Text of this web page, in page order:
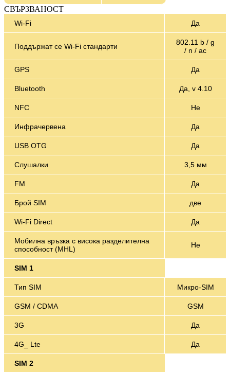
СВЪРЗВАНОСТ
Wi-Fi Да
Поддържат се Wi-Fi стандарти
802.11 b / g
/ n / ac
GPS Да
Bluetooth Да, v 4.10
NFC Не
Инфрачервена Да
USB OTG Да
Слушалки 3,5 мм
FM Да
Брой SIM две
Wi-Fi Direct Да
Мобилна връзка с висока разделителна
способност (MHL)
Не
SIM 1
Тип SIM Микро-SIM
GSM / CDMA GSM
3G Да
4G_ Lte Да
SIM 2